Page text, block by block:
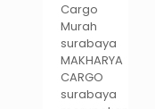
Cargo
Murah
surabaya
MAKHARYA
CARGO
surabaya